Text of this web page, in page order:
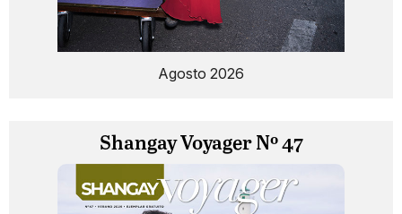
Agosto 2026
Shangay Voyager Nº 47